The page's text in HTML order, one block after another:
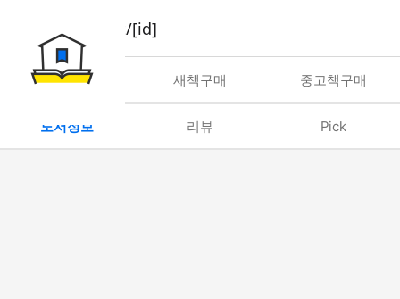
book/rent/[id]
대여 새책구매 중고책구매
도서정보 리뷰 Pick